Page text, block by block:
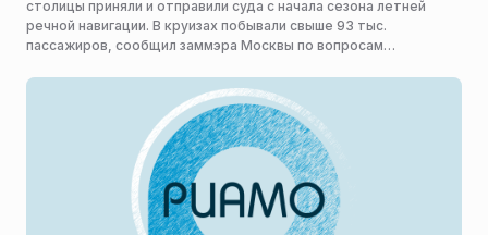
столицы приняли и отправили суда с начала сезона летней
речной навигации. В круизах побывали свыше 93 тыс.
пассажиров, сообщил заммэра Москвы по вопросам